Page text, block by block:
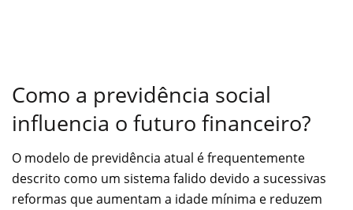
Como a previdência social
influencia o futuro financeiro?
O modelo de previdência atual é frequentemente
descrito como um sistema falido devido a sucessivas
reformas que aumentam a idade mínima e reduzem